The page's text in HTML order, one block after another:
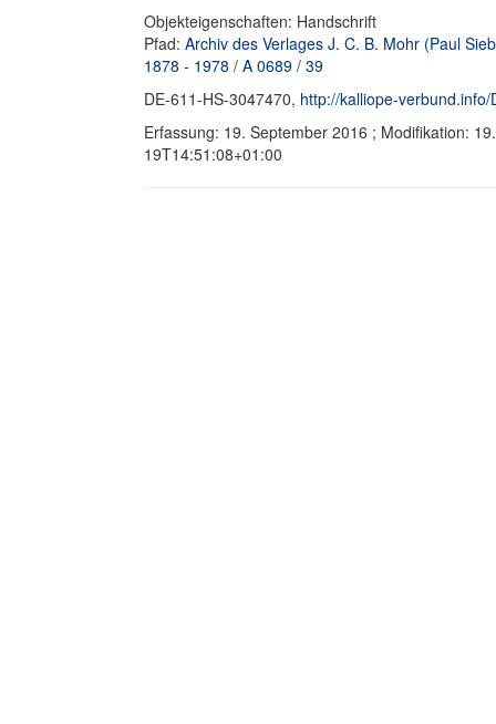
Objekteigenschaften: Handschrift
Pfad: Archiv des Verlages J. C. B. Mohr (Paul
1878 - 1978 / A 0689 / 39
DE-611-HS-3047470, http://kalliope-
Erfassung: 19. September 2016 ; Modifikation:
19T14:51:08+01:00